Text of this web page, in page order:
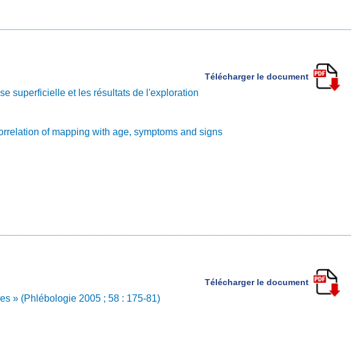
Télécharger le document
superficielle et les résultats de l'exploration
of mapping with age, symptoms and signs
Télécharger le document
» (Phlébologie 2005 ; 58 : 175-81)